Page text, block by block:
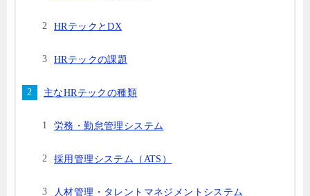
HRテックとDX
HRテックの課題
主なHRテックの種類
労務・勤怠管理システム
採用管理システム（ATS）
人材管理・タレントマネジメントシステム